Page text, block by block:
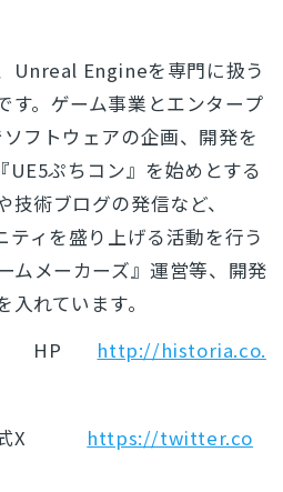
Unreal Engineを専門に扱う
す。ゲーム事業とエンタープ
フトウェアの企画、開発を
UE5ぷちコン』を始めとする
術ブログの発信など、
ィを盛り上げる活動を行う
ムメーカーズ』運営等、開発
れています。
ア HP http://historia.co.
公式X
https://twitter.co